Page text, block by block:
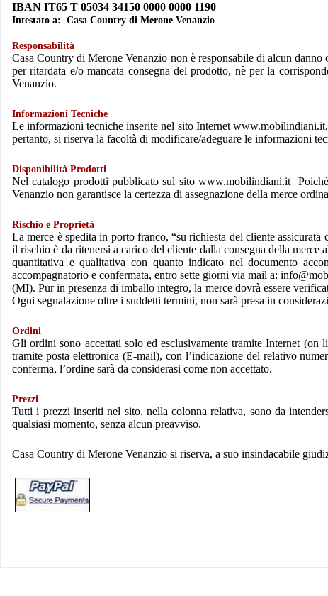
IBAN IT65 T 05034 34150 0000 0000 1190
Intestato a: Casa Country di Merone Venanzio
Responsabilità
Casa Country di Merone Venanzio non è responsabile di alcun
per ritardata e/o mancata consegna del prodotto, nè per la
Venanzio.
Informazioni Tecniche
Le informazioni tecniche inserite nel sito Internet
pertanto, si riserva la facoltà di modificare/adeguare le informazioni
Disponibilità Prodotti
Nel catalogo prodotti pubblicato sul sito www.mobilindiani.it
Venanzio non garantisce la certezza di assegnazione della merce
Rischio e Proprietà
La merce è spedita in porto franco, “su richiesta del cliente
il rischio è da ritenersi a carico del cliente dalla consegna della
quantitativa e qualitativa con quanto indicato nel documento
accompagnatorio e confermata, entro sette giorni via mail a:
(MI). Pur in presenza di imballo integro, la merce dovrà essere
Ogni segnalazione oltre i suddetti termini, non sarà presa in
Ordini
Gli ordini sono accettati solo ed esclusivamente tramite Internet
tramite posta elettronica (E-mail), con l’indicazione del relativo
conferma, l’ordine sarà da considerasi come non accettato.
Prezzi
Tutti i prezzi inseriti nel sito, nella colonna relativa, sono da
qualsiasi momento, senza alcun preavviso.
Casa Country di Merone Venanzio si riserva, a suo insindacabile